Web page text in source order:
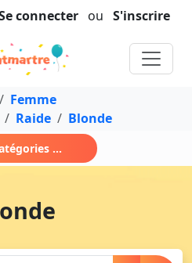
connecter ou S'inscrire
Femme
Raide Blonde
...